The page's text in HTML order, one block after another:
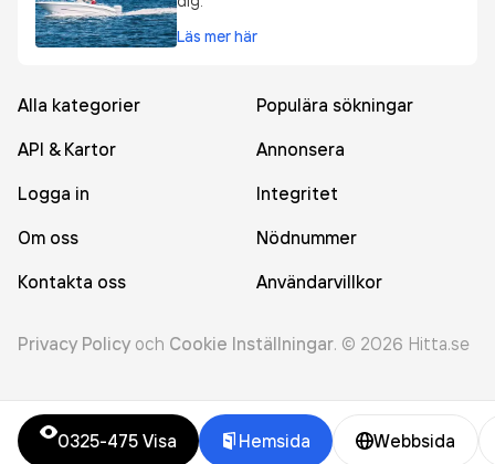
0325-475 Visa Hemsida Webbsida
Läs mer här
Alla kategorier
Populära sökningar
API & Kartor
Annonsera
Logga in
Integritet
Om oss
Nödnummer
Kontakta oss
Användarvillkor
Privacy Policy och Cookie Inställningar. © 2026 Hitta.se